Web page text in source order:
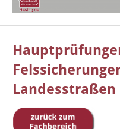
springen
Landesstraßen